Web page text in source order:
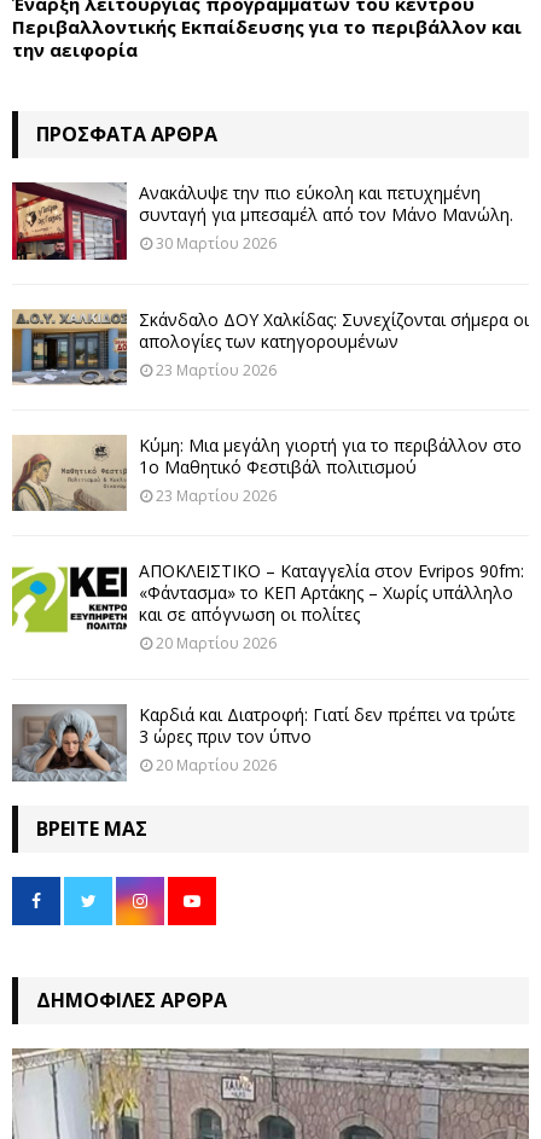
Περιβαλλοντικής Εκπαίδευσης για το περιβάλλον και
την αειφορία
ΠΡΌΣΦΑΤΑ ΆΡΘΡΑ
Ανακάλυψε την πιο εύκολη και πετυχημένη
συνταγή για μπεσαμέλ από τον Μάνο Μανώλη.
30 Μαρτίου 2026
Σκάνδαλο ΔΟΥ Χαλκίδας: Συνεχίζονται σήμερα οι
απολογίες των κατηγορουμένων
23 Μαρτίου 2026
Κύμη: Μια μεγάλη γιορτή για το περιβάλλον στο
1ο Μαθητικό Φεστιβάλ πολιτισμού
23 Μαρτίου 2026
ΑΠΟΚΛΕΙΣΤΙΚΟ – Καταγγελία στον Evripos 90fm:
«Φάντασμα» το ΚΕΠ Αρτάκης – Χωρίς υπάλληλο
και σε απόγνωση οι πολίτες
20 Μαρτίου 2026
Καρδιά και Διατροφή: Γιατί δεν πρέπει να τρώτε
3 ώρες πριν τον ύπνο
20 Μαρτίου 2026
ΒΡΕΊΤΕ ΜΑΣ
ΔΗΜΟΦΙΛΈΣ ΆΡΘΡΑ